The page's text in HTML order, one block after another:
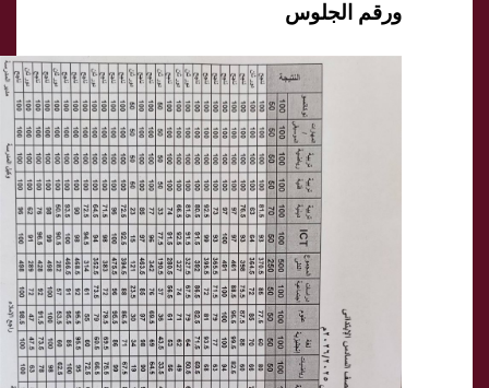
ورقم الجلوس